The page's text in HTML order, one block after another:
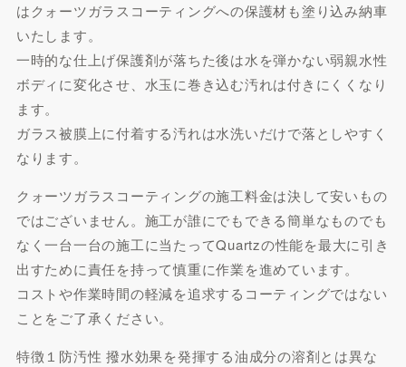
はクォーツガラスコーティングへの保護材も塗り込み納車
いたします。
一時的な仕上げ保護剤が落ちた後は水を弾かない弱親水性
ボディに変化させ、水玉に巻き込む汚れは付きにくくなり
ます。
ガラス被膜上に付着する汚れは水洗いだけで落としやすく
なります。
クォーツガラスコーティングの施工料金は決して安いもの
ではございません。施工が誰にでもできる簡単なものでも
なく一台一台の施工に当たってQuartzの性能を最大に引き
出すために責任を持って慎重に作業を進めています。
コストや作業時間の軽減を追求するコーティングではない
ことをご了承ください。
特徴１防汚性 撥水効果を発揮する油成分の溶剤とは異な